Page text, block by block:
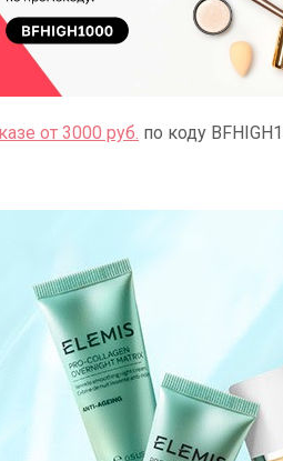
от 3000 руб. по коду